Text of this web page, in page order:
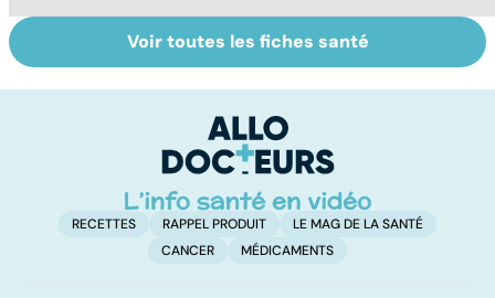
Le magnésium,
un oligo-élément
Intestin irritable :
le régime
solution ?
Voir toutes les fiches santé
RECETTES RAPPEL PRODUIT
LE MAG DE LA SANTÉ
CANCER
MÉDICAMENTS